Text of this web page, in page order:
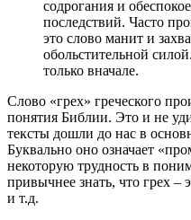
содрогания и
последствий. Часто
это слово манит и
обольстительной
только вначале.
Слово «грех» греческого
понятия Библии. Это и не
тексты дошли до нас в
Буквально оно означает
некоторую трудность в
привычнее знать, что грех –
и т.д.